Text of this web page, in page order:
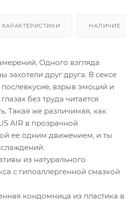
ХАРАКТЕРИСТИКИ НАЛИЧИЕ
Одного взгляда
захотели друг друга. В сексе
взрыв эмоций и
без труда читается
Такая же различимая, как
AIR в прозрачной
ее одним движением, и ты
из натурального
с гипоаллергенной смазкой
кондомница из пластика в